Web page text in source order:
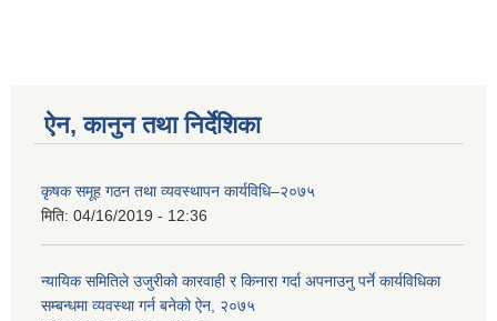
ऐन, कानुन तथा निर्देशिका
कृषक समूह गठन तथा व्यवस्थापन कार्यविधि–२०७५
मिति: 04/16/2019 - 12:36
न्यायिक समितिले उजुरीको कारवाही र किनारा गर्दा अपनाउनु पर्ने कार्यविधिका
सम्बन्धमा व्यवस्था गर्न बनेको ऐन, २०७५